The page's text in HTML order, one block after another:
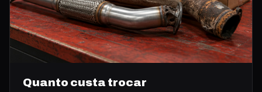
Quanto custa trocar